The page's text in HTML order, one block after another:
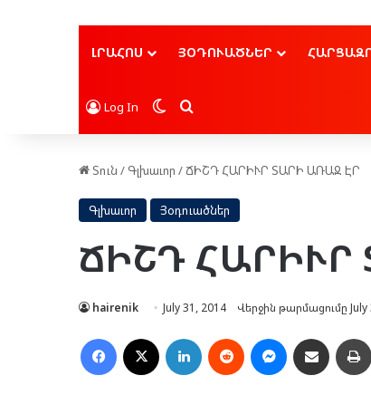
ԼՐԱՀՈՍ ՅՕԴՈՒԱԾՆԵՐ
Log In Switch skin
Որոնել
Տուն / Գլխաւոր /ՃԻՇԴ ՀԱՐԻՒՐ ՏԱՐԻ ԱՌԱՋ ԷՐ
Գլխաւոր Յօդուածներ
ՃԻՇԴ
hairenik July 31, 2014 Վերջին թարմացումը July
Facebook LinkedIn Reddit MessengerՈւղարկել նամակ